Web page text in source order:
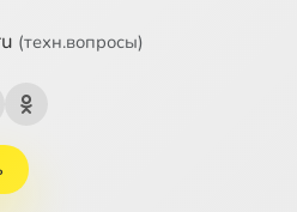
(техн.вопросы)